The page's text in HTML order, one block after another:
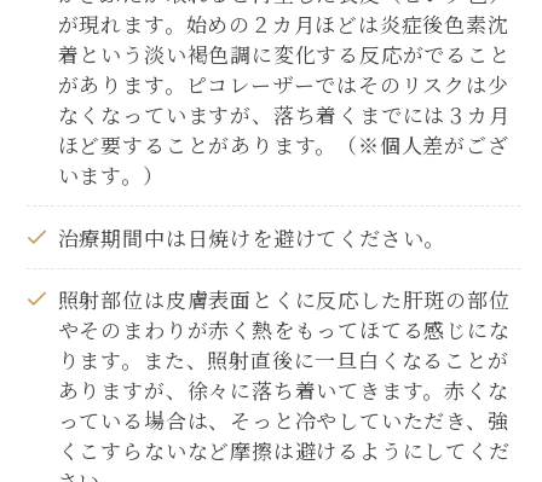
が現れます。始めの２カ月ほどは炎症後色素沈
着という淡い褐色調に変化する反応がでること
があります。ピコレーザーではそのリスクは少
なくなっていますが、落ち着くまでには３カ月
ほど要することがあります。（※個人差がござ
います。）
治療期間中は日焼けを避けてください。
照射部位は皮膚表面とくに反応した肝斑の部位
やそのまわりが赤く熱をもってほてる感じにな
ります。また、照射直後に一旦白くなることが
ありますが、徐々に落ち着いてきます。赤くな
っている場合は、そっと冷やしていただき、強
くこすらないなど摩擦は避けるようにしてくだ